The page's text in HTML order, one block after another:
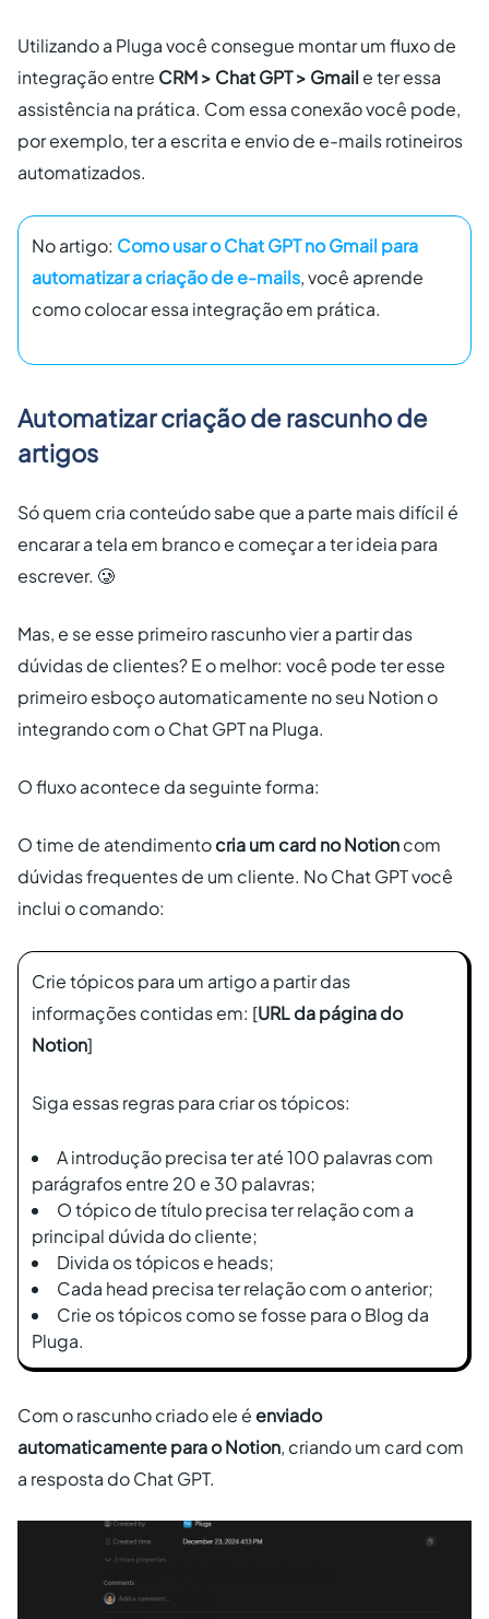
Utilizando a Pluga você consegue montar um fluxo de
integração entre CRM > Chat GPT > Gmail e ter essa
assistência na prática. Com essa conexão você pode,
por exemplo, ter a escrita e envio de e-mails rotineiros
automatizados.
No artigo: Como usar o Chat GPT no Gmail para
automatizar a criação de e-mails, você aprende
como colocar essa integração em prática.
Automatizar criação de rascunho de
artigos
Só quem cria conteúdo sabe que a parte mais difícil é
encarar a tela em branco e começar a ter ideia para
escrever. 🥲
Mas, e se esse primeiro rascunho vier a partir das
dúvidas de clientes? E o melhor: você pode ter esse
primeiro esboço automaticamente no seu Notion o
integrando com o Chat GPT na Pluga.
O fluxo acontece da seguinte forma:
O time de atendimentocria um card no Notioncom
dúvidas frequentes de um cliente. No Chat GPT você
inclui o comando:
Crie tópicos para um artigo a partir das
informações contidas em: [URL da página do
Notion]
Siga essas regras para criar os tópicos:
A introdução precisa ter até 100 palavras com
parágrafos entre 20 e 30 palavras;
O tópico de título precisa ter relação com a
principal dúvida do cliente;
Divida os tópicos e heads;
Cada head precisa ter relação com o anterior;
Crie os tópicos como se fosse para o Blog da
Pluga.
Com o rascunho criado ele é enviado
automaticamente para o Notion, criando um card com
a resposta do Chat GPT.